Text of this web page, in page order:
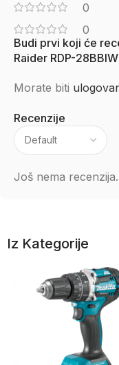
0
0
Recenzije
Još nema recenzija.
Budi prvi koji će
Raider RDP-
Morate biti
Iz Kategorije